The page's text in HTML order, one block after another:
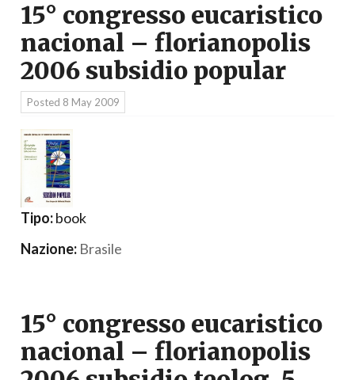
15° congresso eucaristico
nacional – florianopolis
2006 subsidio popular
Posted 8 May 2009
Tipo:book
Nazione: Brasile
15° congresso eucaristico
nacional – florianopolis